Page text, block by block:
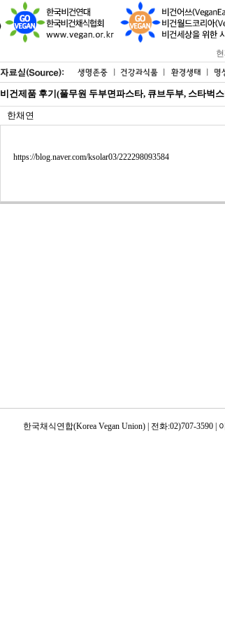
비건제품 후기(풀무원 두부면파스타, 큐브두부, 스타벅
한채연
https://blog.naver.com/ksolar03/222298093584
한국채식연합(Korea Vegan Union) | 전화:02)707-3590 |